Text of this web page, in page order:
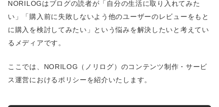
NORILOGはブログの読者が「自分の生活に取り入れてみた
い」「購入前に失敗しないよう他のユーザーのレビューをもと
に購入を検討してみたい」という悩みを解決したいと考えてい
るメディアです。
ここでは、NORILOG（ノリログ）のコンテンツ制作・サービ
ス運営におけるポリシーを紹介いたします。